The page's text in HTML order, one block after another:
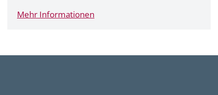
Mehr Informationen